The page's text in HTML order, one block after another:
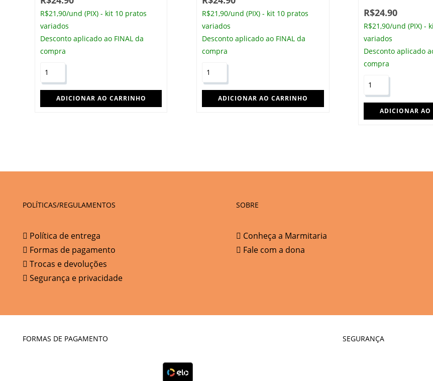
R$21,90/und (PIX) - kit 10 pratos
variados
Desconto aplicado ao FINAL da
compra
ADICIONAR AO CARRINHO
R$21,90/und (PIX) - kit 10 pratos
variados
Desconto aplicado ao FINAL da
compra
ADICIONAR AO CARRINHO
R$24.90
R$21,90/und (PIX) -
variados
Desconto aplicado
compra
ADICIONAR AO
POLÍTICAS/REGULAMENTOS
Política de entrega
Formas de pagamento
Trocas e devoluções
Segurança e privacidade
SOBRE
Conheça a Marmitaria
Fale com a dona
FORMAS DE PAGAMENTO SEGURANÇA